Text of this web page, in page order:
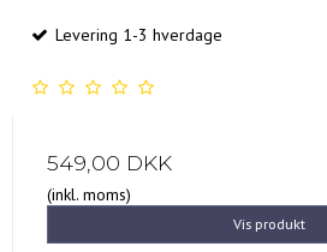
Levering 1-3 hverdage
549,00 DKK
(inkl. moms)
Vis produkt